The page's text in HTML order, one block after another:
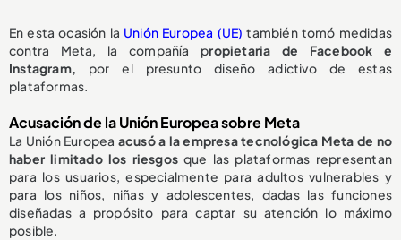
En esta ocasión la Unión Europea (UE) también tomó medidas
contra Meta, la compañía propietaria de Facebook e
Instagram, por el presunto diseño adictivo de estas
plataformas.
Acusación de la Unión Europea sobre Meta
La Unión Europea acusó a la empresa tecnológica Meta de no
haber limitado los riesgosque las plataformas representan
para los usuarios, especialmente para adultos vulnerables y
para los niños, niñas y adolescentes, dadas las funciones
diseñadas a propósito para captar su atención lo máximo
posible.